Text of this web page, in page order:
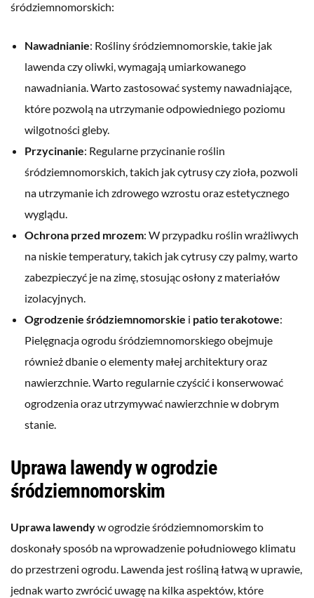
śródziemnomorskich:
Nawadnianie: Rośliny śródziemnomorskie, takie jak
lawenda czy oliwki, wymagają umiarkowanego
nawadniania. Warto zastosować systemy nawadniające,
które pozwolą na utrzymanie odpowiedniego poziomu
wilgotności gleby.
Przycinanie: Regularne przycinanie roślin
śródziemnomorskich, takich jak cytrusy czy zioła, pozwoli
na utrzymanie ich zdrowego wzrostu oraz estetycznego
wyglądu.
Ochrona przed mrozem: W przypadku roślin wrażliwych
na niskie temperatury, takich jak cytrusy czy palmy, warto
zabezpieczyć je na zimę, stosując osłony z materiałów
izolacyjnych.
Ogrodzenie śródziemnomorskie i patio terakotowe:
Pielęgnacja ogrodu śródziemnomorskiego obejmuje
również dbanie o elementy małej architektury oraz
nawierzchnie. Warto regularnie czyścić i konserwować
ogrodzenia oraz utrzymywać nawierzchnie w dobrym
stanie.
Uprawa lawendy w ogrodzie
śródziemnomorskim
Uprawa lawendyw ogrodzie śródziemnomorskim to
doskonały sposób na wprowadzenie południowego klimatu
do przestrzeni ogrodu. Lawenda jest rośliną łatwą w uprawie,
jednak warto zwrócić uwagę na kilka aspektów, które